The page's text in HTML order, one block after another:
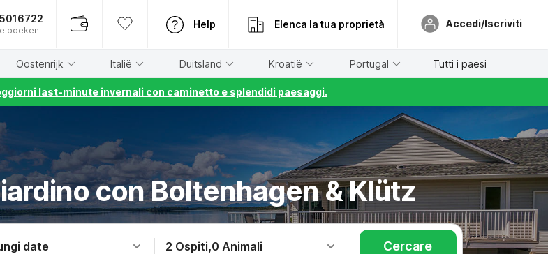
boeken
Help Elenca la tua proprietà Accedi/Iscriviti
Oostenrijk Italië Duitsland Kroatië Portugal Tutti i paesi
last-minute invernali con caminetto e splendidi paesaggi.
con Boltenhagen & Klütz
date 2 Ospiti,0 Animali Cercare